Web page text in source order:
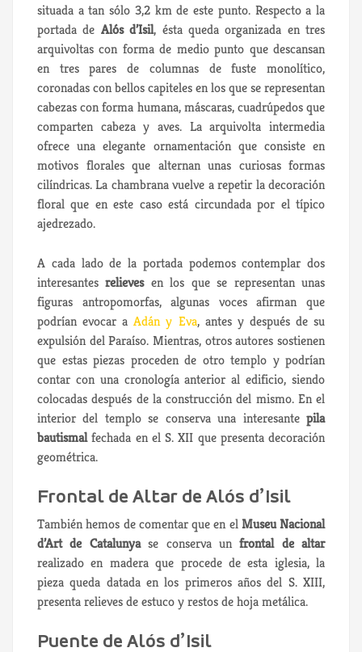
situada a tan sólo 3,2 km de este punto. Respecto a la
portada de Alós d’Isil, ésta queda organizada en tres
arquivoltas con forma de medio punto que descansan
en tres pares de columnas de fuste monolítico,
coronadas con bellos capiteles en los que se representan
cabezas con forma humana, máscaras, cuadrúpedos que
comparten cabeza y aves. La arquivolta intermedia
ofrece una elegante ornamentación que consiste en
motivos florales que alternan unas curiosas formas
cilíndricas. La chambrana vuelve a repetir la decoración
floral que en este caso está circundada por el típico
ajedrezado.
A cada lado de la portada podemos contemplar dos
interesantesrelievesen los que se representan unas
figuras antropomorfas, algunas voces afirman que
podrían evocar aAdán y Eva, antes y después de su
expulsión del Paraíso. Mientras, otros autores sostienen
que estas piezas proceden de otro templo y podrían
contar con una cronología anterior al edificio, siendo
colocadas después de la construcción del mismo. En el
interior del templo se conserva una interesante pila
bautismalfechada en el S. XII que presenta decoración
geométrica.
Frontal de Altar de Alós d’Isil
También hemos de comentar que en elMuseu Nacional
d’Art de Catalunyase conserva unfrontal de altar
realizado en madera que procede de esta iglesia, la
pieza queda datada en los primeros años del S. XIII,
presenta relieves de estuco y restos de hoja metálica.
Puente de Alós d’Isil